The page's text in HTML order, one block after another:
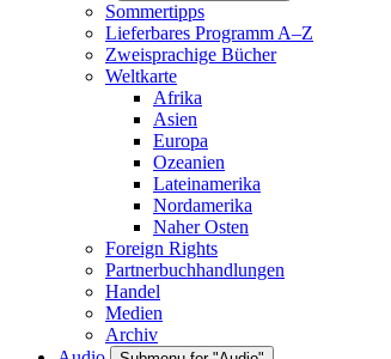
Sommertipps
Lieferbares Programm A–Z
Zweisprachige Bücher
Weltkarte
Afrika
Asien
Europa
Ozeanien
Lateinamerika
Nordamerika
Naher Osten
Foreign Rights
Partnerbuchhandlungen
Handel
Medien
Archiv